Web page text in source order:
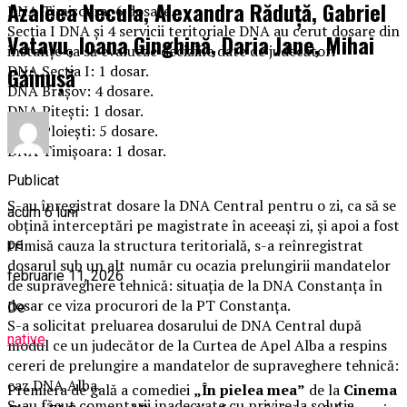
DNA Timişoara: 6 dosare.
Secţia I DNA şi 4 servicii teritoriale DNA au cerut dosare din
instanţe ca să evalueze deciziile date de judecători
DNA Secţia I: 1 dosar.
DNA Braşov: 4 dosare.
DNA Piteşti: 1 dosar.
DNA Ploieşti: 5 dosare.
DNA Timişoara: 1 dosar.
S-au înregistrat dosare la DNA Central pentru o zi, ca să se
obţină interceptări pe magistrate în aceeaşi zi, şi apoi a fost
trimisă cauza la structura teritorială, s-a reînregistrat
dosarul sub un alt număr cu ocazia prelungirii mandatelor
de supraveghere tehnică: situaţia de la DNA Constanţa în
dosar ce viza procurori de la PT Constanţa.
S-a solicitat preluarea dosarului de DNA Central după
modul ce un judecător de la Curtea de Apel Alba a respins
cereri de prelungire a mandatelor de supraveghere tehnică:
caz DNA Alba.
Azaleea Necula, Alexandra Răduță, Gabriel
Vatavu, Ioana Ginghină, Daria Jane, Mihai
Găinușă
Publicat
acum 6 luni
pe
februarie 11, 2026
De
native
Premiera de gală a comediei „În pielea mea” de la Cinema